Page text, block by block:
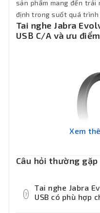
sản phẩm mang đến trải
định trong suốt quá trình
Tai nghe Jabra
USB C/A và ưu
Xem
Câu hỏi thường gặp
?
Tai nghe Jabra
USB có phù hợp